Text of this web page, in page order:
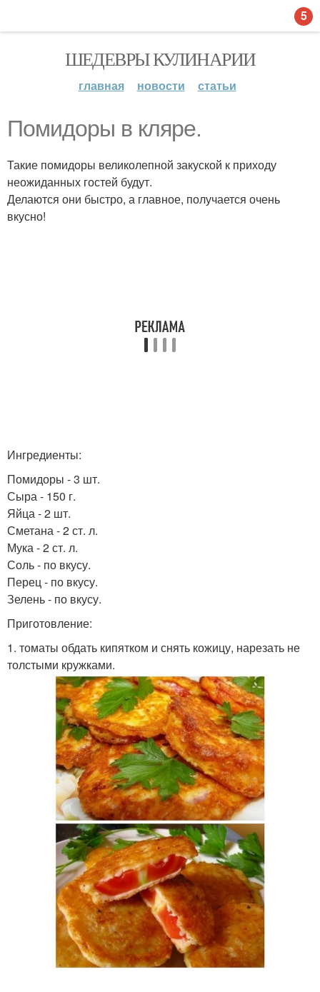
ШЕДЕВРЫ КУЛИНАРИИ
главная новости статьи
Помидоры в кляре.
Такие помидоры великолепной закуской к приходу
неожиданных гостей будут.
Делаются они быстро, а главное, получается очень
вкусно!
Ингредиенты:
Помидоры - 3 шт.
Сыра - 150 г.
Яйца - 2 шт.
Сметана - 2 ст. л.
Мука - 2 ст. л.
Соль - по вкусу.
Перец - по вкусу.
Зелень - по вкусу.
Приготовление:
1. томаты обдать кипятком и снять кожицу, нарезать не
толстыми кружками.
5